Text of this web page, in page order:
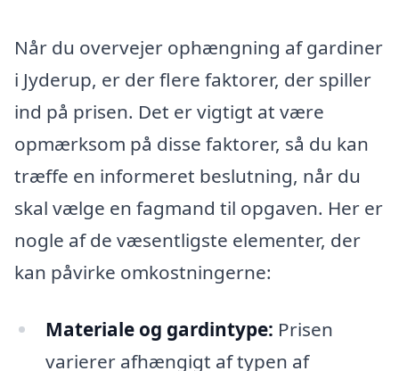
Når du overvejer ophængning af gardiner
i Jyderup, er der flere faktorer, der spiller
ind på prisen. Det er vigtigt at være
opmærksom på disse faktorer, så du kan
træffe en informeret beslutning, når du
skal vælge en fagmand til opgaven. Her er
nogle af de væsentligste elementer, der
kan påvirke omkostningerne:
Materiale og gardintype: Prisen
varierer afhængigt af typen af